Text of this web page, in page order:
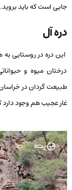
جایی است که باید بروید.
دره آل
این دره در روستایی
درختان میوه و
طبیعت گردان در
غار عجیب هم وجود